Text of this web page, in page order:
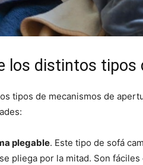
los distintos tipos
tipos de mecanismos de
plegable. Este tipo de sofá
pliega por la mitad. Son